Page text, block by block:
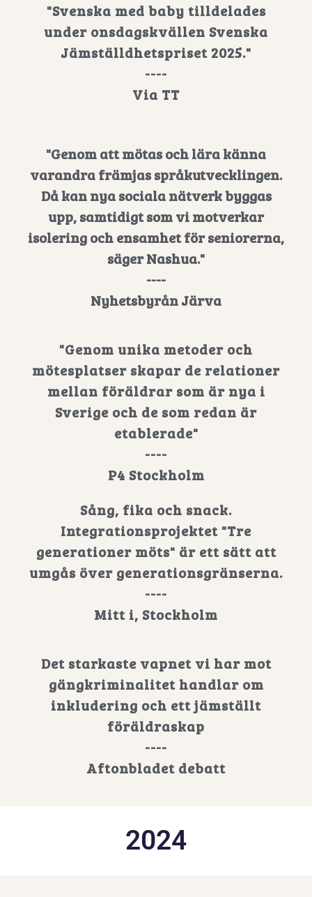
"Svenska med baby tilldelades
under onsdagskvällen Svenska
Jämställdhetspriset 2025."
----
Via TT
"Genom att mötas och lära känna
varandra främjas språkutvecklingen.
Då kan nya sociala nätverk byggas
upp, samtidigt som vi motverkar
isolering och ensamhet för seniorerna,
säger Nashua."
----
Nyhetsbyrån Järva
"Genom unika metoder och
mötesplatser skapar de relationer
mellan föräldrar som är nya i
Sverige och de som redan är
etablerade"
----
P4 Stockholm
Sång, fika och snack.
Integrationsprojektet "Tre
generationer möts" är ett sätt att
umgås över generationsgränserna.
----
Mitt i, Stockholm
Det starkaste vapnet vi har mot
gängkriminalitet handlar om
inkludering och ett jämställt
föräldraskap
----
Aftonbladet debatt
2024